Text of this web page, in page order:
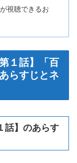
視聴できるお
１話】「百
らすじとネ
話】のあらす